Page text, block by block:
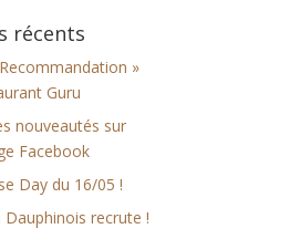
récents
»
Guru
nouveautés sur
Facebook
Day du 16/05 !
Dauphinois recrute !